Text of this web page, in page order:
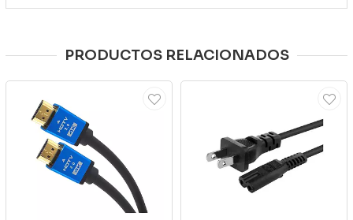
PRODUCTOS RELACIONADOS